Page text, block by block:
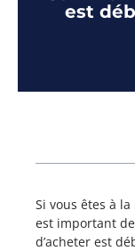
est
Si vous êtes à
est important
d’acheter est